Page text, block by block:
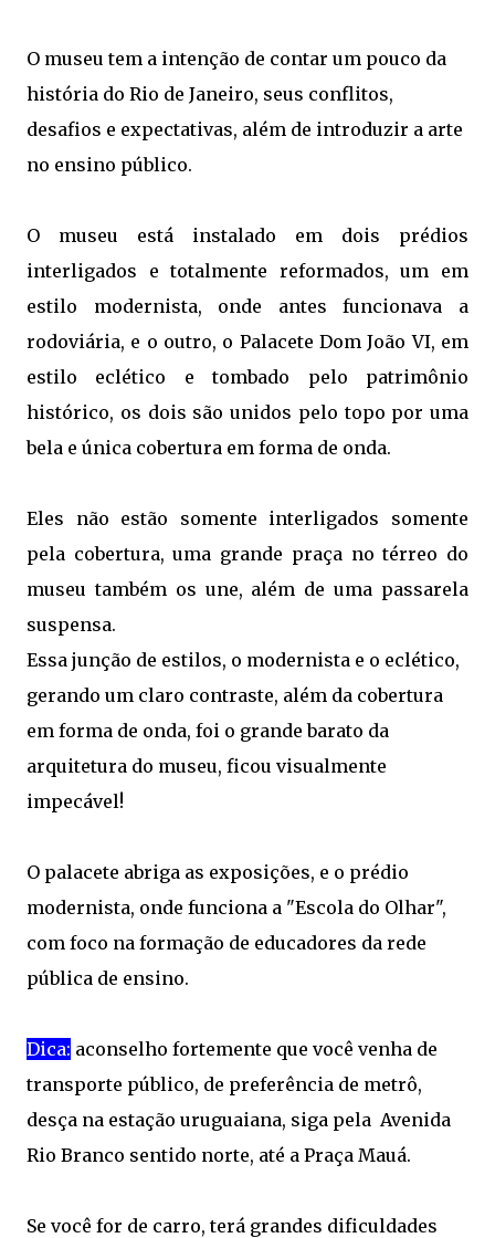
O museu tem a intenção de contar um pouco da
história do Rio de Janeiro, seus conflitos,
desafios e expectativas, além de introduzir a arte
no ensino público.
O museu está instalado em dois prédios
interligados e totalmente reformados, um em
estilo modernista, onde antes funcionava a
rodoviária, e o outro, o Palacete Dom João VI, em
estilo eclético e tombado pelo patrimônio
histórico, os dois são unidos pelo topo por uma
bela e única cobertura em forma de onda.
Eles não estão somente interligados somente
pela cobertura, uma grande praça no térreo do
museu também os une, além de uma passarela
suspensa.
Essa junção de estilos, o modernista e o eclético,
gerando um claro contraste, além da cobertura
em forma de onda, foi o grande barato da
arquitetura do museu, ficou visualmente
impecável!
O palacete abriga as exposições, e o prédio
modernista, onde funciona a "Escola do Olhar",
com foco na formação de educadores da rede
pública de ensino.
Dica: aconselho fortemente que você venha de
transporte público, de preferência de metrô,
desça na estação uruguaiana, siga pela Avenida
Rio Branco sentido norte, até a Praça Mauá.
Se você for de carro, terá grandes dificuldades